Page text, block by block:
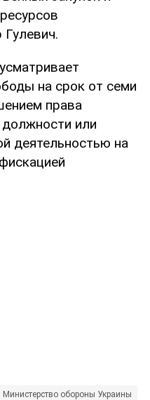
на срок от семи
права
или
деятельностью на
Министерство обороны Украины